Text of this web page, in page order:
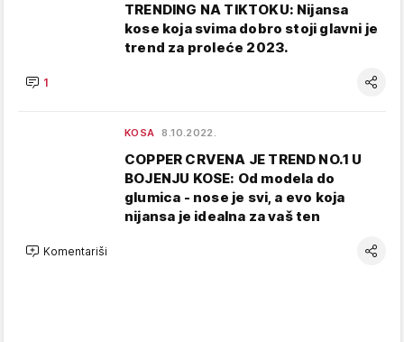
TRENDING NA TIKTOKU: Nijansa
kose koja svima dobro stoji glavni je
trend za proleće 2023.
1
KOSA 8.10.2022.
COPPER CRVENA JE TREND NO.1 U
BOJENJU KOSE: Od modela do
glumica - nose je svi, a evo koja
nijansa je idealna za vaš ten
Komentariši